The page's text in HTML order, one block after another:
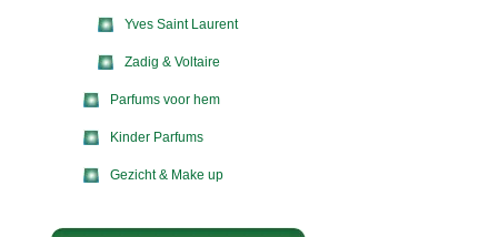
Yves Saint Laurent
Zadig & Voltaire
Parfums voor hem
Kinder Parfums
Gezicht & Make up